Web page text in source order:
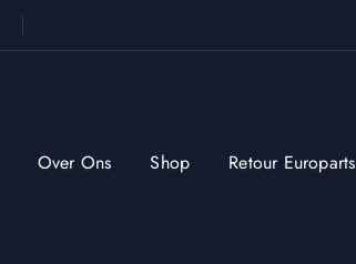
Over Ons Shop Retour Europarts